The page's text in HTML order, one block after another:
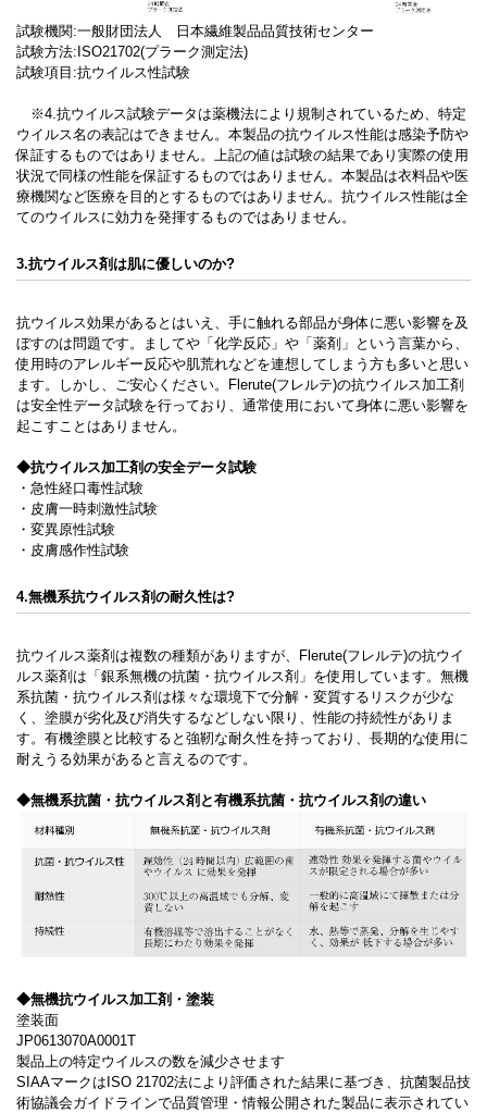
試験機関:一般財団法人 日本繊維製品品質技術センター
試験方法:ISO21702(プラーク測定法)
試験項目:抗ウイルス性試験
※4.抗ウイルス試験データは薬機法により規制されているため、特定
ウイルス名の表記はできません。本製品の抗ウイルス性能は感染予防や
保証するものではありません。上記の値は試験の結果であり実際の使用
状況で同様の性能を保証するものではありません。本製品は衣料品や医
療機関など医療を目的とするものではありません。抗ウイルス性能は全
てのウイルスに効力を発揮するものではありません。
3.抗ウイルス剤は肌に優しいのか?
抗ウイルス効果があるとはいえ、手に触れる部品が身体に悪い影響を及
ぼすのは問題です。ましてや「化学反応」や「薬剤」という言葉から、
使用時のアレルギー反応や肌荒れなどを連想してしまう方も多いと思い
ます。しかし、ご安心ください。Flerute(フレルテ)の抗ウイルス加工剤
は安全性データ試験を行っており、通常使用において身体に悪い影響を
起こすことはありません。
◆抗ウイルス加工剤の安全データ試験
・急性経口毒性試験
・皮膚一時刺激性試験
・変異原性試験
・皮膚感作性試験
4.無機系抗ウイルス剤の耐久性は?
抗ウイルス薬剤は複数の種類がありますが、Flerute(フレルテ)の抗ウイ
ルス薬剤は「銀系無機の抗菌・抗ウイルス剤」を使用しています。無機
系抗菌・抗ウイルス剤は様々な環境下で分解・変質するリスクが少な
く、塗膜が劣化及び消失するなどしない限り、性能の持続性がありま
す。有機塗膜と比較すると強靭な耐久性を持っており、長期的な使用に
耐えうる効果があると言えるのです。
◆無機系抗菌・抗ウイルス剤と有機系抗菌・抗ウイルス剤の違い
◆無機抗ウイルス加工剤・塗装
塗装面
JP0613070A0001T
製品上の特定ウイルスの数を減少させます
SIAAマークはISO 21702法により評価された結果に基づき、抗菌製品技
術協議会ガイドラインで品質管理・情報公開された製品に表示されてい